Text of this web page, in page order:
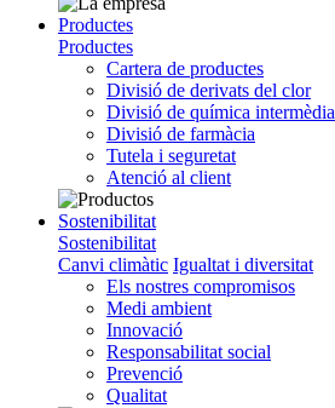
Productes
Productes
Cartera de productes
Divisió de derivats del clor
Divisió de química intermèdia
Divisió de farmàcia
Tutela i seguretat
Atenció al client
Sostenibilitat
Sostenibilitat
Canvi climàtic Igualtat i diversitat
Els nostres compromisos
Medi ambient
Innovació
Responsabilitat social
Prevenció
Qualitat